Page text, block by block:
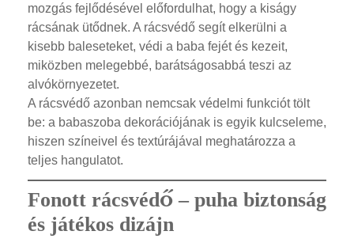
mozgás fejlődésével előfordulhat, hogy a kiságy
rácsának ütődnek. A rácsvédő segít elkerülni a
kisebb baleseteket, védi a baba fejét és kezeit,
miközben melegebbé, barátságosabbá teszi az
alvókörnyezetet.
A rácsvédő azonban nemcsak védelmi funkciót tölt
be: a babaszoba dekorációjának is egyik kulcseleme,
hiszen színeivel és textúrájával meghatározza a
teljes hangulatot.
Fonott rácsvédő – puha biztonság
és játékos dizájn